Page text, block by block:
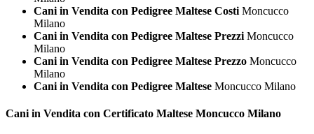
Cani in Vendita con Pedigree Maltese Costi Moncucco
Milano
Cani in Vendita con Pedigree Maltese Prezzi Moncucco
Milano
Cani in Vendita con Pedigree Maltese Prezzo Moncucco
Milano
Cani in Vendita con Pedigree Maltese Moncucco Milano
Cani in Vendita con Certificato Maltese Moncucco Milano